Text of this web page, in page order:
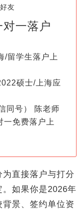
友
一落户
/留学生落户上
硕士/上海应
同号） 陈老师
一免费落户上
直接落户与打分
如果你是2026年
景、签约单位资